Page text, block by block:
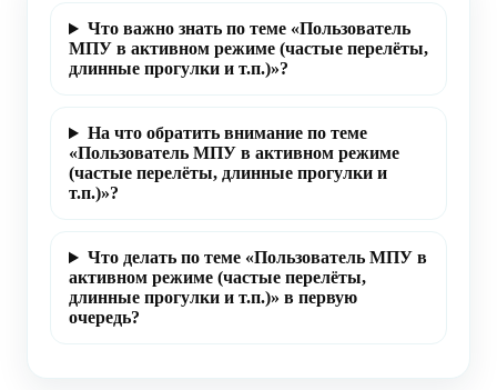
Что важно знать по теме «Пользователь
МПУ в активном режиме (частые перелёты,
длинные прогулки и т.п.)»?
На что обратить внимание по теме
«Пользователь МПУ в активном режиме
(частые перелёты, длинные прогулки и
т.п.)»?
Что делать по теме «Пользователь МПУ в
активном режиме (частые перелёты,
длинные прогулки и т.п.)» в первую
очередь?